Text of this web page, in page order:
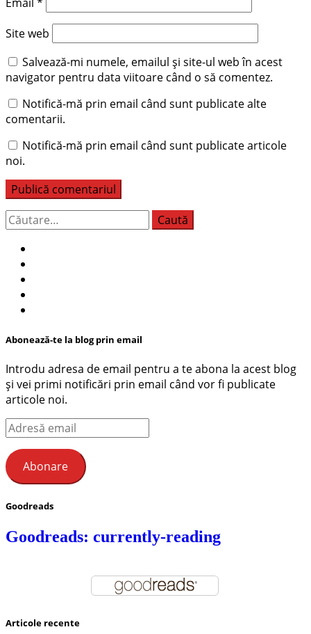
Site web
Salvează-mi numele, emailul și site-ul web în acest
navigator pentru data viitoare când o să comentez.
Notifică-mă prin email când sunt publicate alte
comentarii.
Notifică-mă prin email când sunt publicate articole
noi.
Caută
după:
Abonează-te la blog prin email
Introdu adresa de email pentru a te abona la acest blog
și vei primi notificări prin email când vor fi publicate
articole noi.
Adresă
email
Abonare
Goodreads
Goodreads: currently-reading
Articole recente